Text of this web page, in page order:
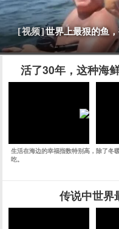
[视频]世界上最狠的鱼
活了30年，这种海
生活在海边的幸福指数特别高，除了冬
吃。
传说中世界